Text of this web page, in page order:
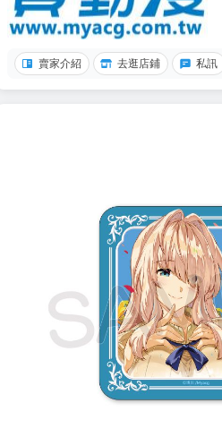
賣家介紹 去逛店鋪 私訊